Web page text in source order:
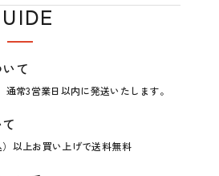
て
通常3営業日以内に発送いたします。
以上お買い上げで送料無料